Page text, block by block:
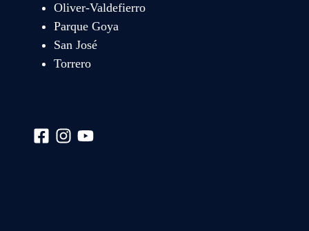
Oliver-Valdefierro
Parque Goya
San José
Torrero